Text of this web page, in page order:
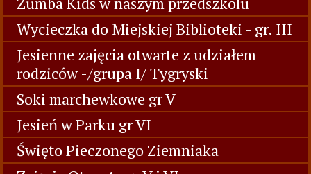
Wycieczka do Miejskiej Biblioteki - gr. III
Jesienne zajęcia otwarte z udziałem
rodziców -/grupa I/ Tygryski
Soki marchewkowe gr V
Jesień w Parku gr VI
Święto Pieczonego Ziemniaka